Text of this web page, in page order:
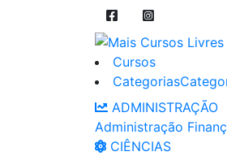
Cursos
Categorias
ADMINISTRAÇÃO
Administração
CIÊNCIAS